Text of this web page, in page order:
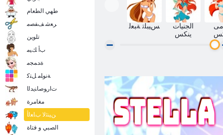
ﺲﻴﺒﻠﺗ ﺔﺒﻌﻟ
الجنيات
ينكس
طهي الطعام
ﺮﻌﺷ ﻒﻔﺼﻣ
تلوين
ﺏﺃ ﻚﻴﻣ
ﺓﺪﻤﺠﻣ
ﺔﻧﻮﻠﻣ ﻞﺘﻛ
ﺕﺍﺭﻮﺻﺎﻨﻳﺪﻟﺍ
مغامرة
ﻦﻴﻨﺛﻻ ﺏﺎﻌﻟﺃ
الصبي و فتاة